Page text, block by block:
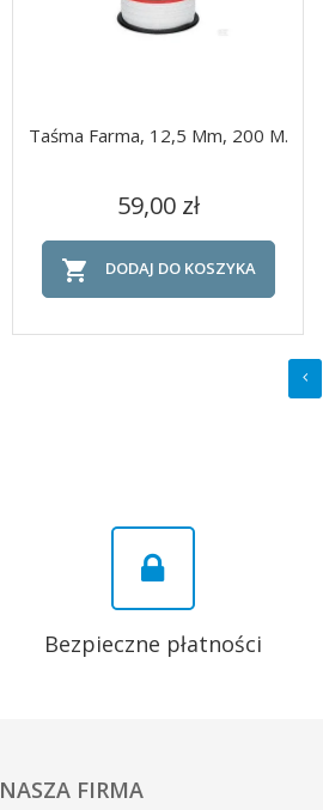
Szybki podgląd
Taśma Farma, 12,5 Mm, 200 M.
Cena
59,00 zł
 DODAJ DO KOSZYKA
Bezpieczne płatności
NASZA FIRMA